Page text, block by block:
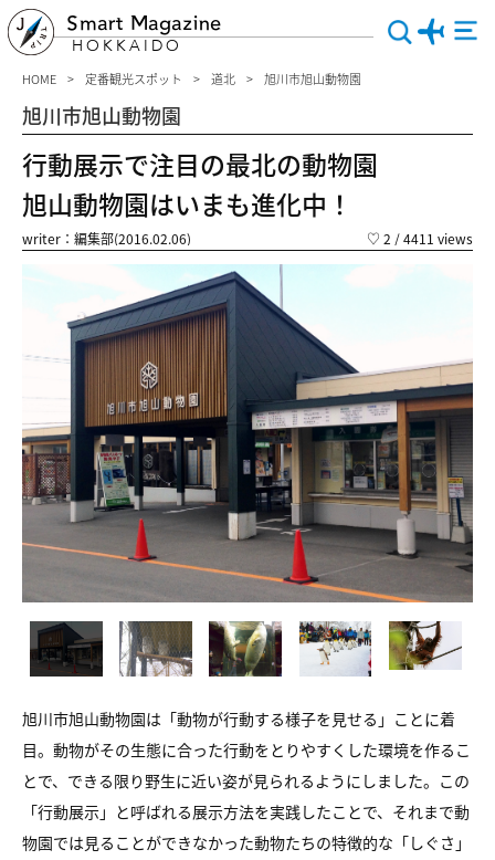
Smart Magazine
HOKKAIDO
HOME 定番観光スポット 道北 旭川市旭山動物園
旭川市旭山動物園
行動展示で注目の最北の動物園
旭山動物園はいまも進化中！
writer：編集部(2016.02.06) ♡ 2 / 4411 views
旭川市旭山動物園は「動物が行動する様子を見せる」ことに着
目。動物がその生態に合った行動をとりやすくした環境を作るこ
とで、できる限り野生に近い姿が見られるようにしました。この
「行動展示」と呼ばれる展示方法を実践したことで、それまで動
物園では見ることができなかった動物たちの特徴的な「しぐさ」